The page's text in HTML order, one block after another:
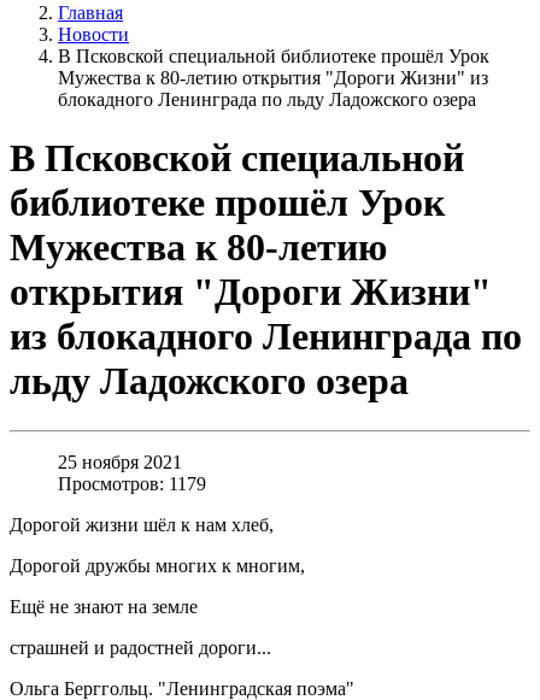
Главная
Новости
В Псковской специальной библиотеке прошёл Урок
Мужества к 80-летию открытия "Дороги Жизни" из
блокадного Ленинграда по льду Ладожского озера
В Псковской специальной
библиотеке прошёл Урок
Мужества к 80-летию
открытия "Дороги Жизни"
из блокадного Ленинграда по
льду Ладожского озера
25 ноября 2021
Просмотров: 1179
Дорогой жизни шёл к нам хлеб,
Дорогой дружбы многих к многим,
Ещё не знают на земле
страшней и радостней дороги...
Ольга Берггольц. "Ленинградская поэма"